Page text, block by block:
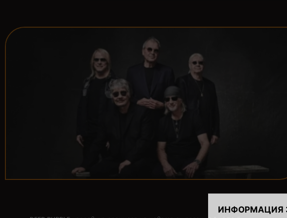
ИНФОРМАЦИЯ